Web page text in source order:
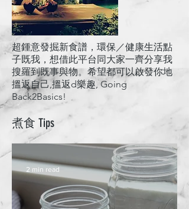
超鍾意發掘新食譜，環保／健康生活點
子既我，想借此平台同大家一齊分享我
搜羅到既事與物。希望都可以啟發你地
搵返自己,搵返d樂趣, Going
Back2Basics!
煮食 Tips
2 min read